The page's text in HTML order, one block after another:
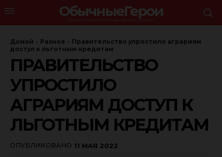
ОбычныеГерои
Домой Разное
Правительство упростило аграриям
доступ к льготным кредитам
ПРАВИТЕЛЬСТВО
УПРОСТИЛО
АГРАРИЯМ ДОСТУП К
ЛЬГОТНЫМ КРЕДИТАМ
ОПУБЛИКОВАНО 11 МАЯ 2022